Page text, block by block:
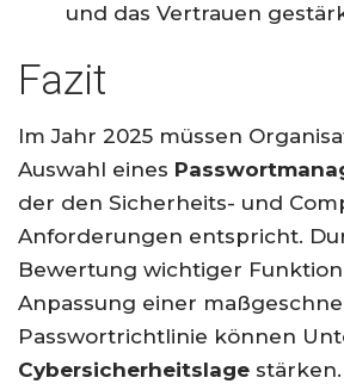
und das Vertrauen
Fazit
Im Jahr 2025 müssen
Auswahl eines
der den Sicherheits- und
Anforderungen entspricht.
Bewertung wichtiger
Anpassung einer
Passwortrichtlinie können
Cybersicherheitslage